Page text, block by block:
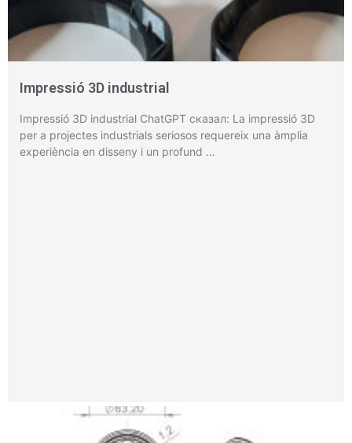
Impressió 3D industrial
Impressió 3D industrial ChatGPT сказал: La impressió 3D
per a projectes industrials seriosos requereix una àmplia
experiència en disseny i un profund …